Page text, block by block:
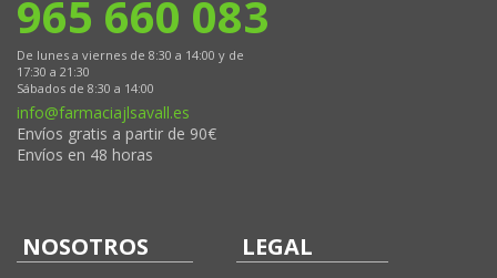
965 660 083
De lunes a viernes de 8:30 a 14:00 y de
17:30 a 21:30
Sábados de 8:30 a 14:00
info@farmaciajlsavall.es
Envíos gratis a partir de 90€
Envíos en 48 horas
NOSOTROS LEGAL